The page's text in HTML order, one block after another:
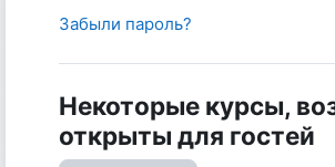
Забыли пароль?
Некоторые курсы,
открыты для гостей